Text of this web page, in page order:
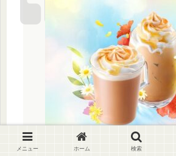
メニュー ホーム 検索